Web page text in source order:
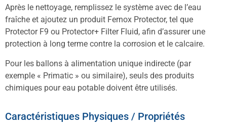
Après le nettoyage, remplissez le système avec de l’eau
fraîche et ajoutez un produit Fernox Protector, tel que
Protector F9 ou Protector+ Filter Fluid, afin d’assurer une
protection à long terme contre la corrosion et le calcaire.
Pour les ballons à alimentation unique indirecte (par
exemple « Primatic » ou similaire), seuls des produits
chimiques pour eau potable doivent être utilisés.
Caractéristiques Physiques / Propriétés